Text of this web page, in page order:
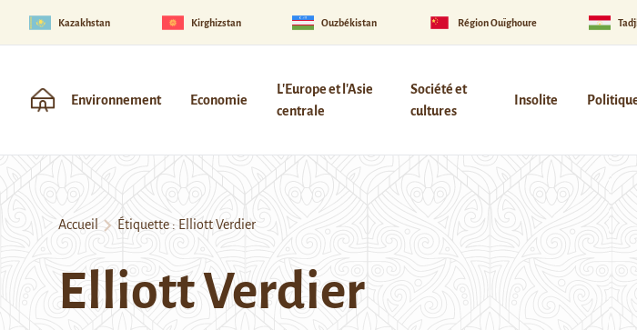
Kazakhstan Kirghizstan Ouzbékistan Région Ouïghoure
Environnement Economie
L'Europe et l'Asie
centrale
Société et
cultures
Insolite
Accueil Étiquette : Elliott Verdier
Elliott Verdier